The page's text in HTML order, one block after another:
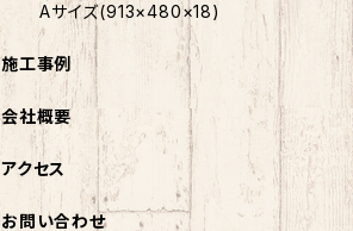
Aサイズ(913×480×18)
施工事例
会社概要
アクセス
お問い合わせ